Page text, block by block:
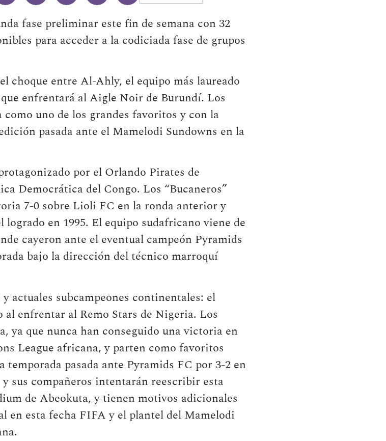
fase preliminar este fin de semana con 32
para acceder a la codiciada fase de grupos
choque entre Al-Ahly, el equipo más laureado
enfrentará al Aigle Noir de Burundí. Los
uno de los grandes favoritos y con la
pasada ante el Mamelodi Sundowns en la
por el Orlando Pirates de
Democrática del Congo. Los “Bucaneros”
7-0 sobre Lioli FC en la ronda anterior y
en 1995. El equipo sudafricano viene de
cayeron ante el eventual campeón Pyramids
bajo la dirección del técnico marroquí
actuales subcampeones continentales: el
enfrentar al Remo Stars de Nigeria. Los
ya que nunca han conseguido una victoria en
League africana, y parten como favoritos
pasada ante Pyramids FC por 3-2 en
sus compañeros intentarán reescribir esta
de Abeokuta, y tienen motivos adicionales
en esta fecha FIFA y el plantel del Mamelodi